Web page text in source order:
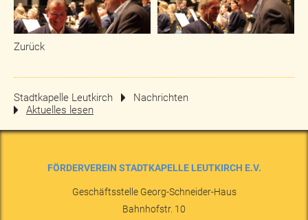
Zurück
Stadtkapelle Leutkirch
Nachrichten
Aktuelles lesen
FÖRDERVEREIN STADTKAPELLE LEUTKIRCH E.V.
Geschäftsstelle Georg-Schneider-Haus
Bahnhofstr. 10